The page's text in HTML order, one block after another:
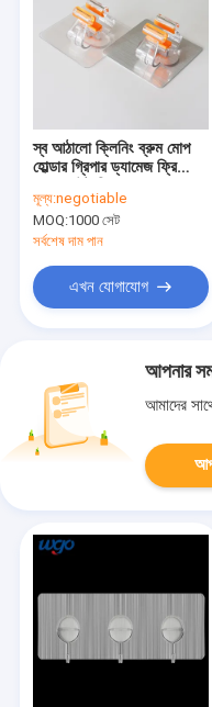
স্ব আঠালো ক্লিনিং ব্রুম মোপ
হোল্ডার গ্রিপার ড্যামেজ ফ্রি
মূল্য:negotiable
MOQ:1000 সেট
সর্বশেষ দাম পান
এখন যোগাযোগ
আপনার
আমাদের